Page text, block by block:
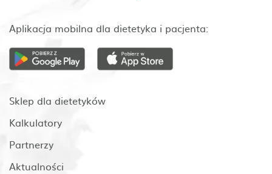
Aplikacja mobilna dla dietetyka i pacjenta:
Sklep dla dietetyków
Kalkulatory
Partnerzy
Aktualności